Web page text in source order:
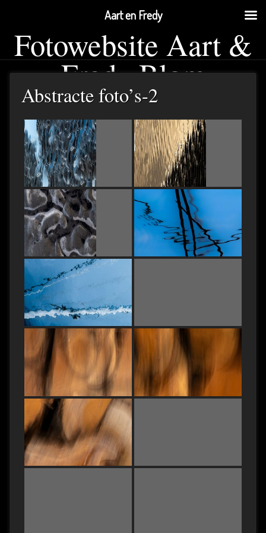
Fotowebsite Aart &
Fredy Blom
Abstracte foto’s-2
Aart en Fredy